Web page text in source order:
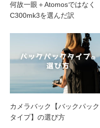
何故一眼＋Atomosではなく
C300mk3を選んだ訳
カメラバック【バックパック
タイプ】の選び方